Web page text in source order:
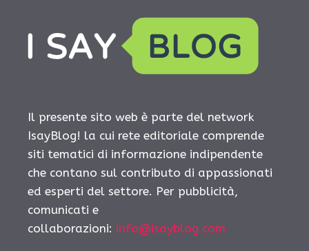
Il presente sito web è parte del network
IsayBlog! la cui rete editoriale comprende
siti tematici di informazione indipendente
che contano sul contributo di appassionati
ed esperti del settore. Per pubblicità,
comunicati e
collaborazioni: info@isayblog.com